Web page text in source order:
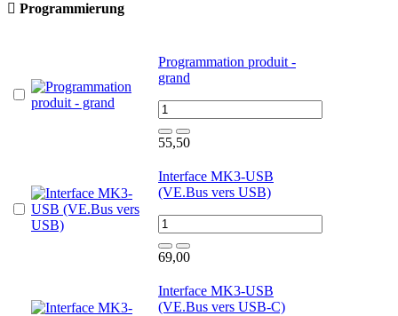
 Programmierung
Programmation produit -
grand
55,50
Interface MK3-USB
(VE.Bus vers USB)
69,00
Interface MK3-USB
(VE.Bus vers USB-C)